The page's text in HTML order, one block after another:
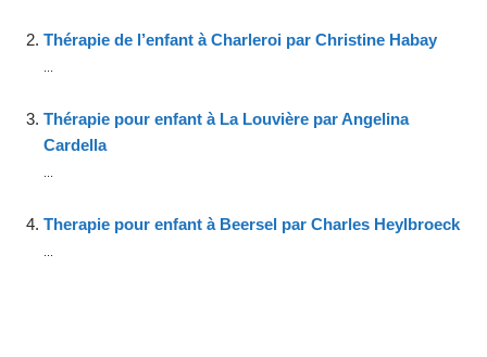
Thérapie de l’enfant à Charleroi par Christine Habay
Thérapie pour enfant à La Louvière par Angelina
Cardella
Therapie pour enfant à Beersel par Charles Heylbroeck